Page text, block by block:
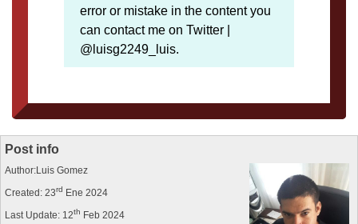
error or mistake in the content you
can contact me on Twitter |
@luisg2249_luis.
Post info
Author:Luis Gomez
Created: 23rd
Ene 2024
Last Update: 12th Feb 2024